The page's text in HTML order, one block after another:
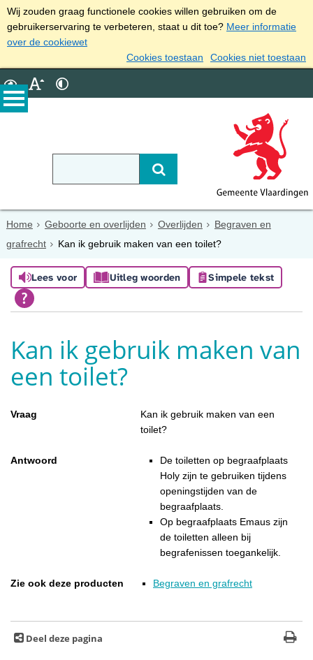
Wij zouden graag functionele cookies willen gebruiken om de
gebruikerservaring te verbeteren, staat u dit toe? Meer informatie
over de cookiewet
Cookies toestaan
Cookies niet toestaan
Home Geboorte en overlijden Overlijden
Begraven en
grafrecht
Kan ik gebruik maken van een toilet?
Lees voor Uitleg woorden Simpele tekst
Kan ik gebruik maken van
een toilet?
Vraag
Kan ik gebruik maken van een
toilet?
Antwoord
De toiletten op begraafplaats
Holy zijn te gebruiken tijdens
openingstijden van de
begraafplaats.
Op begraafplaats Emaus zijn
de toiletten alleen bij
begrafenissen toegankelijk.
Zie ook deze producten Begraven en grafrecht
Deel deze pagina